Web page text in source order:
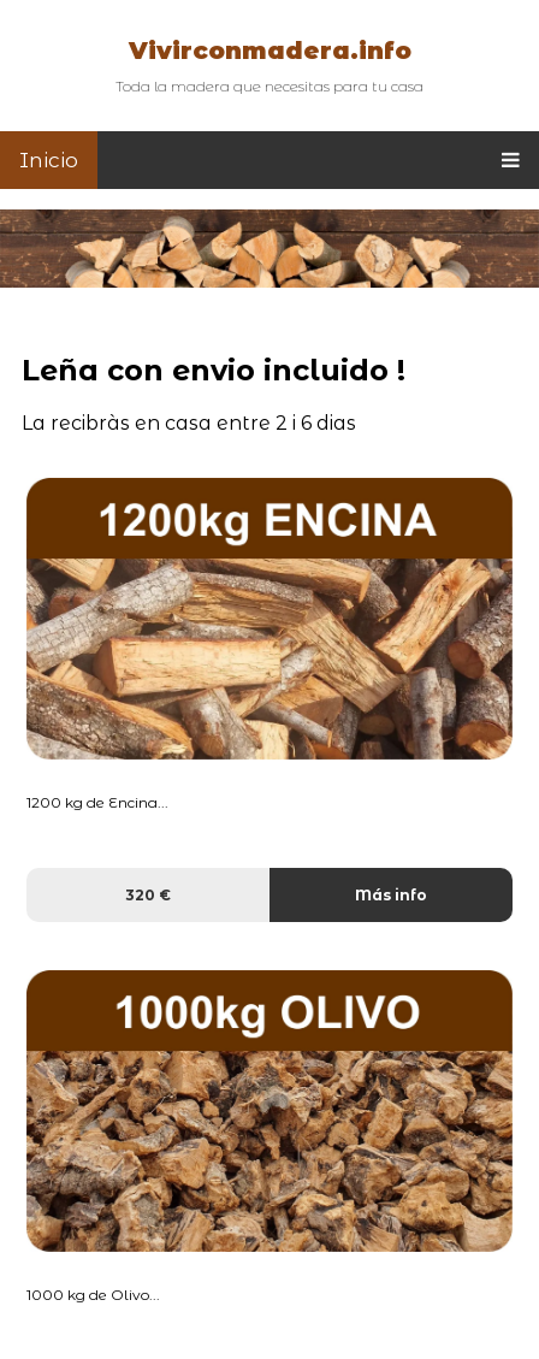
Vivirconmadera.info
Toda la madera que necesitas para tu casa
Inicio
Leña con envio incluido !
La recibràs en casa entre 2 i 6 dias
1200 kg de Encina...
320 € Más info
1000 kg de Olivo...